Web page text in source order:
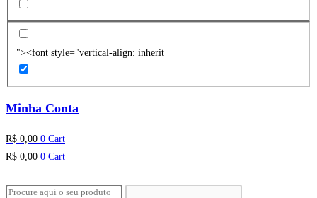
"><font style="vertical-align: inherit
Minha Conta
R$ 0,00 0 Cart
R$ 0,00 0 Cart